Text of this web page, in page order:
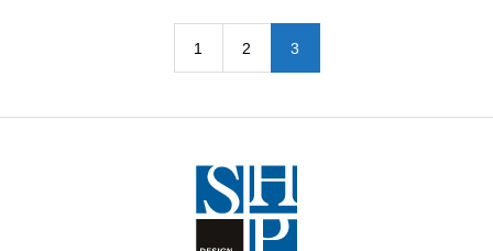
1 2 3